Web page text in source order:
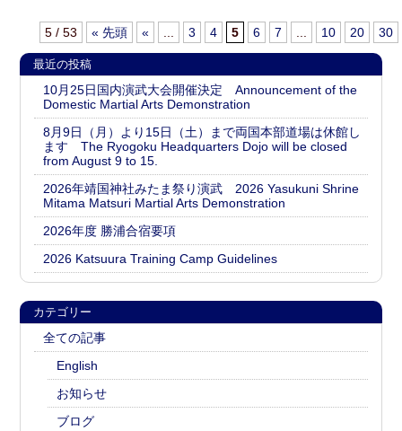
5 / 53 « 先頭 « 3 4 5 6 7 10 20 30
最近の投稿
10月25日国内演武大会開催決定 Announcement of the
Domestic Martial Arts Demonstration
8月9日（月）より15日（土）まで両国本部道場は休館し
ます The Ryogoku Headquarters Dojo will be closed
from August 9 to 15.
2026年靖国神社みたま祭り演武 2026 Yasukuni Shrine
Mitama Matsuri Martial Arts Demonstration
2026年度 勝浦合宿要項
2026 Katsuura Training Camp Guidelines
カテゴリー
全ての記事
English
お知らせ
ブログ